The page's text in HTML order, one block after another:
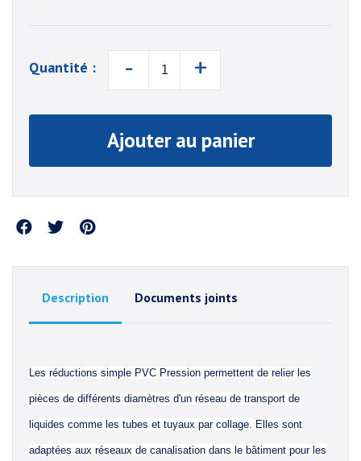
Quantité : - +
Ajouter au panier
Partager
Description Documents joints
Les réductions simple PVC Pression permettent de relier les
pièces de différents diamètres d'un réseau de transport de
liquides comme les tubes et tuyaux par collage. Elles sont
adaptées aux réseaux de canalisation dans le bâtiment pour les